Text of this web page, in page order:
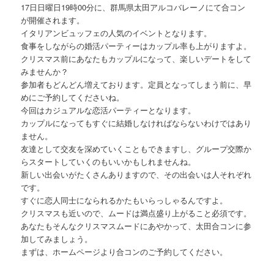
17日日曜日19時00分に、群馬県太田アルコバレーノにて合コン
が開催されます。
イタリアンビュッフェの人気のイベントとなります。
食事をしながらの婚活パーティーはカップル率も上がりますよ。
クリスマス前にあなたもカップルになって、楽しいデートをして
みませんか？
参加者もどんどん増えております。定員となってしまう前に、早
めにご予約してくださいね。
今回はカジュアルな恋活パーティーとなります。
カップルになってもすぐに結婚しなければならないわけではあり
ません。
友達として交友を深めていくこともできますし、グループ交際か
らスタートしていくのもいいかもしれませんね。
新しい出会いがたくさんありますので、その出会いは人それぞれ
です。
すぐに恋人同士になられるかたもいらっしゃるんですよ。
クリスマスも近いので、ムードは満点盛り上がること必須です。
あなたもそんなクリスマスムードにあやかって、太田合コンに参
加してみましょう。
まずは、ホームページより合コンのご予約してください。